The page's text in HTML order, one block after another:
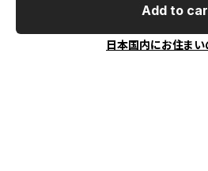
Add to
日本国内にお住まい